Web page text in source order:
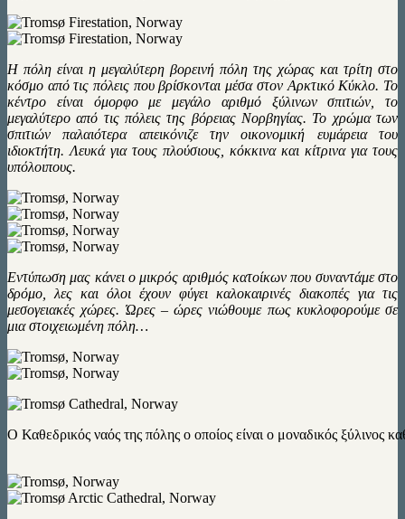
Η πόλη είναι η μεγαλύτερη βορεινή πόλη της χώρας και τρίτη στο
κόσμο από τις πόλεις που βρίσκονται μέσα στον Αρκτικό Κύκλο. Το
κέντρο είναι όμορφο με μεγάλο αριθμό ξύλινων σπιτιών, το
μεγαλύτερο από τις πόλεις της βόρειας Νορβηγίας. Το χρώμα των
σπιτιών παλαιότερα απεικόνιζε την οικονομική ευμάρεια του
ιδιοκτήτη. Λευκά για τους πλούσιους, κόκκινα και κίτρινα για τους
υπόλοιπους.
Εντύπωση μας κάνει ο μικρός αριθμός κατοίκων που συναντάμε στο
δρόμο, λες και όλοι έχουν φύγει καλοκαιρινές διακοπές για τις
μεσογειακές χώρες. Ώρες – ώρες νιώθουμε πως κυκλοφορούμε σε
μια στοιχειωμένη πόλη…
Ο Καθεδρικός ναός της πόλης ο οποίος είναι ο μοναδικός ξύλινος